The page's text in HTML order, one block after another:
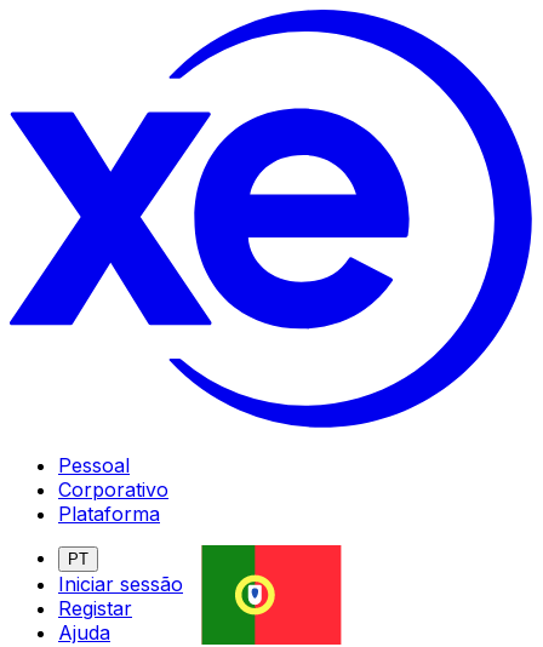
Pessoal
Corporativo
Plataforma
PT
Iniciar sessão
Registar
Ajuda